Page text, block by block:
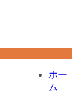
ホー
ム